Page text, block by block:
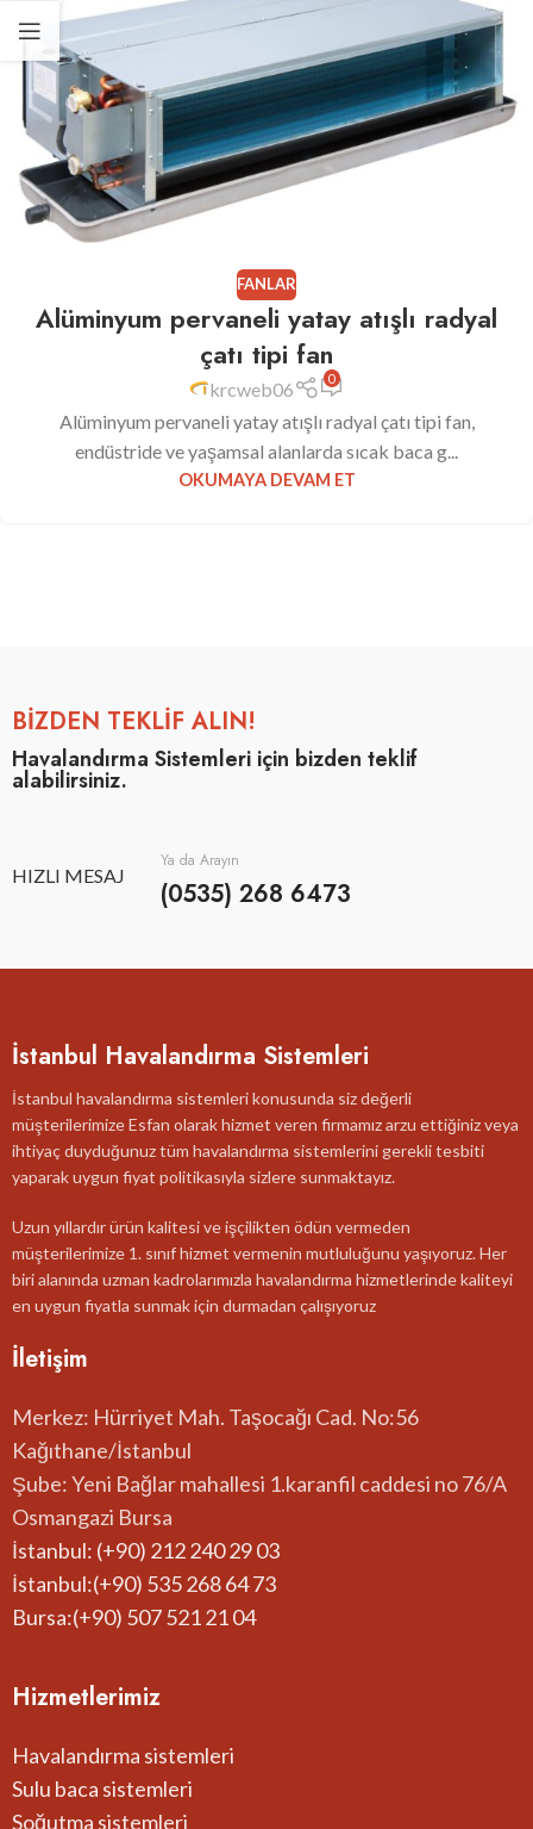
FANLAR
Alüminyum pervaneli yatay atışlı radyal
çatı tipi fan
krcweb06 0
Alüminyum pervaneli yatay atışlı radyal çatı tipi fan,
endüstride ve yaşamsal alanlarda sıcak baca g...
OKUMAYA DEVAM ET
BİZDEN TEKLİF ALIN!
Havalandırma Sistemleri için bizden teklif
alabilirsiniz.
HIZLI MESAJ
Ya da Arayın
(0535) 268 6473
İstanbul Havalandırma Sistemleri
İstanbul havalandırma sistemleri konusunda siz değerli
müşterilerimize Esfan olarak hizmet veren firmamız arzu ettiğiniz veya
ihtiyaç duyduğunuz tüm havalandırma sistemlerini gerekli tesbiti
yaparak uygun fiyat politikasıyla sizlere sunmaktayız.
Uzun yıllardır ürün kalitesi ve işçilikten ödün vermeden
müşterilerimize 1. sınıf hizmet vermenin mutluluğunu yaşıyoruz. Her
biri alanında uzman kadrolarımızla havalandırma hizmetlerinde kaliteyi
en uygun fiyatla sunmak için durmadan çalışıyoruz
İletişim
Merkez: Hürriyet Mah. Taşocağı Cad. No:56
Kağıthane/İstanbul
Şube: Yeni Bağlar mahallesi 1.karanfil caddesi no 76/A
Osmangazi Bursa
İstanbul: (+90) 212 240 29 03
İstanbul:(+90) 535 268 64 73
Bursa:(+90) 507 521 21 04
Hizmetlerimiz
Havalandırma sistemleri
Sulu baca sistemleri
Soğutma sistemleri